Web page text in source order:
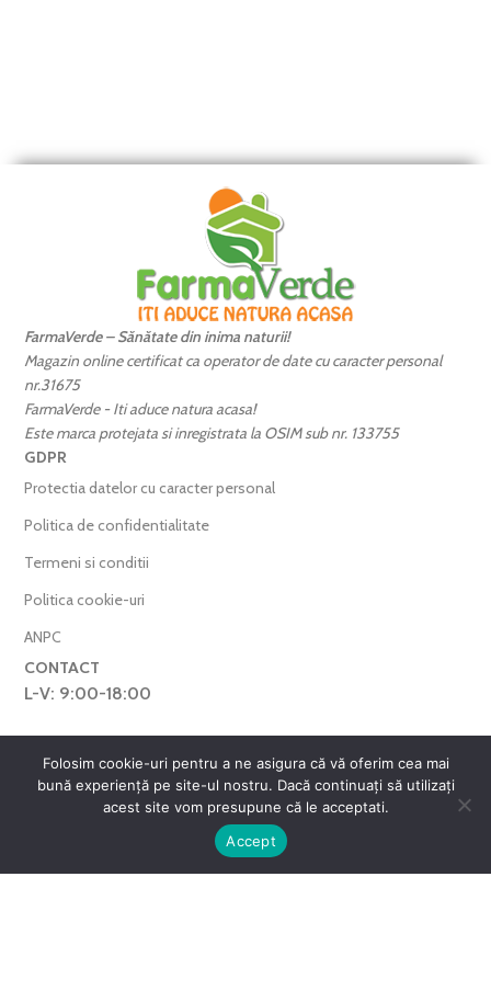
FarmaVerde – Sănătate din inima naturii!
Magazin online certificat ca operator de date cu caracter personal
nr.31675
FarmaVerde - Iti aduce natura acasa!
Este marca protejata si inregistrata la OSIM sub nr. 133755
GDPR
Protectia datelor cu caracter personal
Politica de confidentialitate
Termeni si conditii
Politica cookie-uri
ANPC
CONTACT
L-V: 9:00-18:00
0769.377.101
farmaverdero@yahoo.com
WhatsApp
Folosim cookie-uri pentru a ne asigura că vă oferim cea mai
bună experiență pe site-ul nostru. Dacă continuați să utilizați
acest site vom presupune că le acceptati.
Accept